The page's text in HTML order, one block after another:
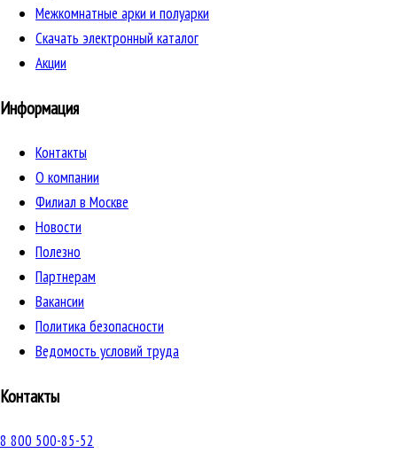
Межкомнатные арки и полуарки
Скачать электронный каталог
Акции
Информация
Контакты
О компании
Филиал в Москве
Новости
Полезно
Партнерам
Вакансии
Политика безопасности
Ведомость условий труда
Контакты
8 800 500-85-52